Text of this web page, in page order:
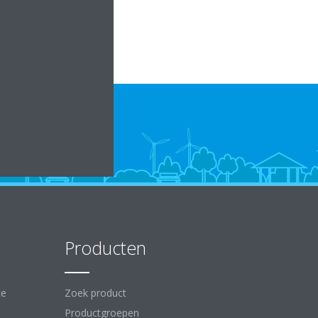
Producten
Zoek product
Productgroepen